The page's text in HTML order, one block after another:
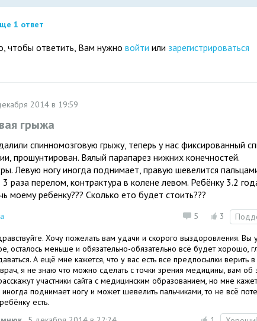
1 ответ
чтобы ответить, Вам нужно войти или зарегистрироваться
2014 в 19:59
грыжа
спинномозговую грыжу, теперь у нас фиксированный
прошунтирован. Вялый парапарез нижних конечностей.
Левую ногу иногда поднимает, правую шевелится
раза перелом, контрактура в колене левом. Ребёнку 3.2
моему ребенку??? Сколько ето будет стоить???
5 3
Хочу пожелать вам удачи и скорого выздоровления. Вы
осталось меньше и обязательно-обязательно всё будет хорошо,
А ещё мне кажется, что у вас есть все предпосылки верить в
я не знаю что можно сделать с точки зрения медицины, вам об
участники сайта с медицинским образованием, но мне
поднимает ногу и может шевелить пальчиками, то не всё
есть.